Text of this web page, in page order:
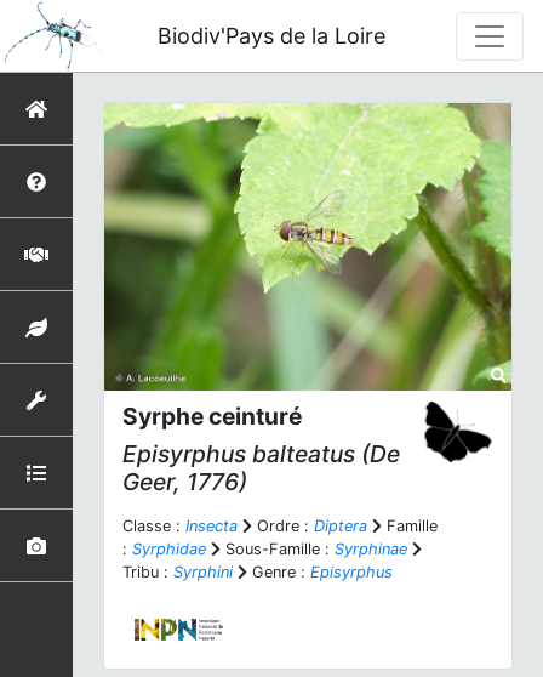
Biodiv'Pays de la Loire
Syrphe ceinturé
Episyrphus balteatus (De
Geer, 1776)
Classe : Insecta Ordre : Diptera
Famille
: Syrphidae Sous-Famille : Syrphinae
Tribu : Syrphini Genre : Episyrphus